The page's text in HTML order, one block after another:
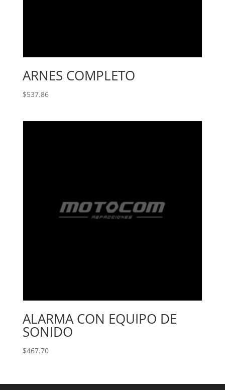
ARNES COMPLETO
$537.86
ALARMA CON EQUIPO DE
SONIDO
$467.70